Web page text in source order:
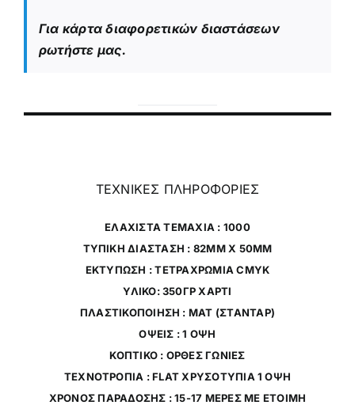
Για κάρτα διαφορετικών διαστάσεων
ρωτήστε μας.
ΤΕΧΝΙΚΕΣ ΠΛΗΡΟΦΟΡΙΕΣ
ΕΛΑΧΙΣΤΑ ΤΕΜΑΧΙΑ : 1000
ΤΥΠΙΚΗ ΔΙΑΣΤΑΣΗ : 82MM X 50MM
ΕΚΤΥΠΩΣΗ : ΤΕΤΡΑΧΡΩΜΙΑ CMYK
ΥΛΙΚΟ: 350ΓΡ ΧΑΡΤΙ
ΠΛΑΣΤΙΚΟΠΟΙΗΣΗ : ΜΑΤ (ΣΤΑΝΤΑΡ)
ΟΨΕΙΣ : 1 ΟΨΗ
ΚΟΠΤΙΚΟ : ΟΡΘΕΣ ΓΩΝΙΕΣ
ΤΕΧΝΟΤΡΟΠΙΑ : FLAT ΧΡΥΣΟΤΥΠΙΑ 1 ΟΨH
ΧΡΟΝΟΣ ΠΑΡΑΔΟΣΗΣ : 15-17 ΜΕΡΕΣ ΜΕ ΕΤΟΙΜΗ